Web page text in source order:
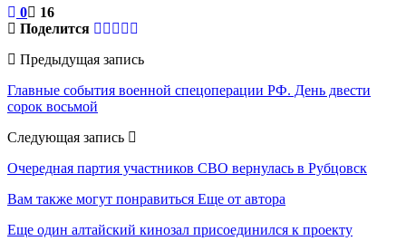
0
16
Поделится
Предыдущая запись
Главные события военной спецоперации РФ. День двести
сорок восьмой
Следующая запись
Очередная партия участников СВО вернулась в Рубцовск
Вам также могут понравиться Еще от автора
Еще один алтайский кинозал присоединился к проекту